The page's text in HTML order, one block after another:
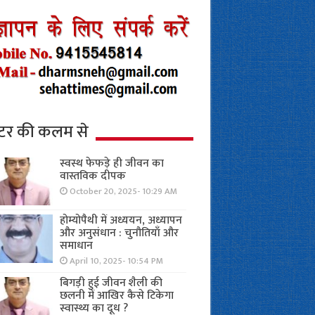
की कलम से
स्वस्थ फेफड़े ही जीवन का
वास्तविक दीपक
October 20, 2025- 10:29 AM
होम्योपैथी में अध्ययन, अध्यापन
और अनुसंधान : चुनौतियाँ और
समाधान
April 10, 2025- 10:54 PM
बिगड़ी हुई जीवन शैली की
छलनी में आखिर कैसे टिकेगा
स्वास्थ्य का दूध ?